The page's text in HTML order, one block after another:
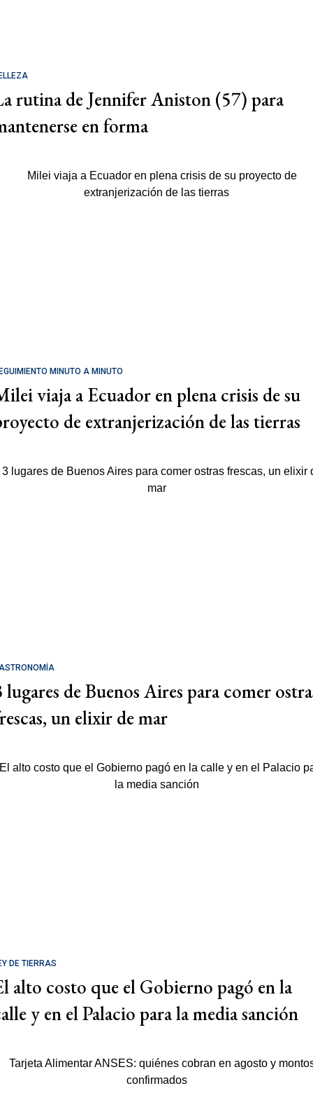
rutina de Jennifer Aniston (57) para
en forma
MINUTO A MINUTO
viaja a Ecuador en plena crisis de su
de extranjerización de las tierras
lugares de Buenos Aires para comer
un elixir de mar
DE TIERRAS
alto costo que el Gobierno pagó en la
y en el Palacio para la media sanción